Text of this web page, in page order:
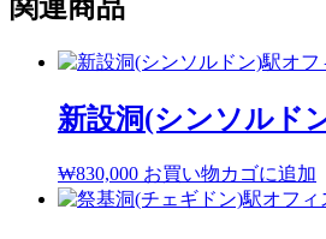
関連商品
新設洞(シンソルド
₩830,000 お買い物カゴに追加